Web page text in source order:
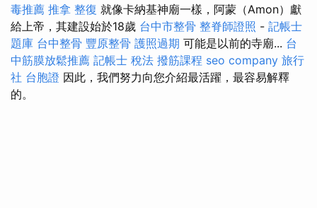
毒推薦 推拿 整復 就像卡納基神廟一樣，阿蒙（Amon）獻
給上帝，其建設始於18歲 台中市整骨 整脊師證照 - 記帳士
題庫 台中整骨 豐原整骨 護照過期 可能是以前的寺廟... 台
中筋膜放鬆推薦 記帳士 稅法 撥筋課程 seo company 旅行
社 台胞證 因此，我們努力向您介紹最活躍，最容易解釋
的。